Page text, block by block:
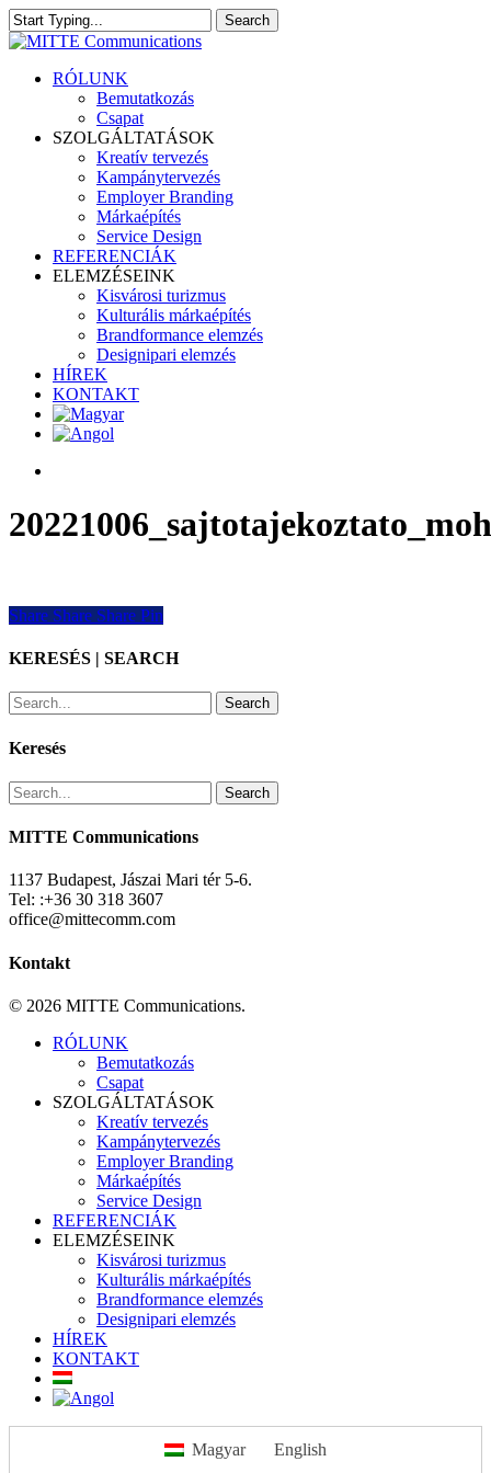
Skip
to
content
Search
Close
search
Menu
RÓLUNK
Bemutatkozás
Csapat
SZOLGÁLTATÁSOK
Kreatív tervezés
Kampánytervezés
Employer Branding
Márkaépítés
Service Design
REFERENCIÁK
ELEMZÉSEINK
Kisvárosi turizmus
Kulturális márkaépítés
Brandformance elemzés
Designipari elemzés
HÍREK
KONTAKT
Share
Share Share Share Pin
KERESÉS | SEARCH
Search
Keresés
Search
MITTE Communications
1137 Budapest, Jászai Mari tér 5-6.
Tel: :+36 30 318 3607
office@mittecomm.com
Kontakt
© 2026 MITTE Communications.
Close
RÓLUNK
Bemutatkozás
Csapat
SZOLGÁLTATÁSOK
Kreatív tervezés
Kampánytervezés
Employer Branding
Márkaépítés
Service Design
REFERENCIÁK
ELEMZÉSEINK
Kisvárosi turizmus
Kulturális márkaépítés
Brandformance elemzés
Designipari elemzés
HÍREK
KONTAKT
Magyar English